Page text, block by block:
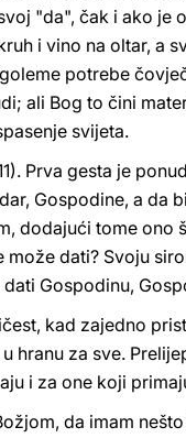
"da", čak i ako je
i vino na oltar, a
potrebe
ali Bog to čini
svijeta.
Prva gesta je
Gospodine, a da
dodajući tome ono
dati? Svoju
Gospodinu,
kad zajedno
za sve.
i za one koji
da imam